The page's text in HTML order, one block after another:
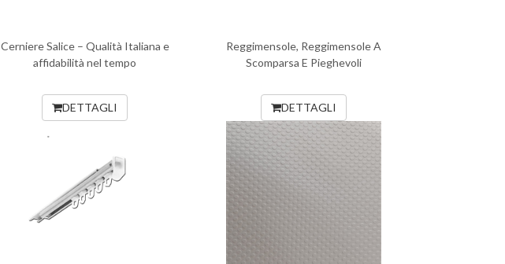
Cerniere Salice – Qualità Italiana e
affidabilità nel tempo
DETTAGLI
Reggimensole, Reggimensole A
Scomparsa E Pieghevoli
DETTAGLI